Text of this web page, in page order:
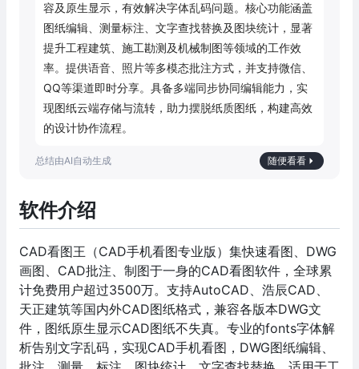
容及原生显示，有效解决字体乱码问题。核心功能涵盖
图纸编辑、测量标注、文字查找替换及图块统计，显著
提升工程建筑、施工勘测及机械制图等领域的工作效
率。提供语音、照片等多模态批注方式，并支持微信、
QQ等渠道即时分享。具备多端同步协同编辑能力，实
现图纸云端存储与流转，助力摆脱纸质图纸，构建高效
的设计协作流程。
随便看看
软件介绍
CAD看图王（CAD手机看图专业版）集快速看图、DWG
画图、CAD批注、制图于一身的CAD看图软件，全球累
计免费用户超过3500万。支持AutoCAD、浩辰CAD、
天正建筑等国内外CAD图纸格式，兼容各版本DWG文
件，图纸原生显示CAD图纸不失真。专业的fonts字体解
析告别文字乱码，实现CAD手机看图，DWG图纸编辑、